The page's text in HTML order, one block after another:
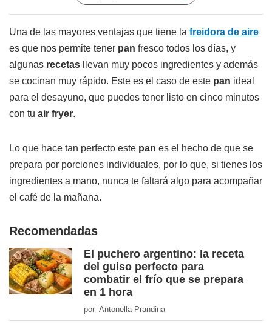
Una de las mayores ventajas que tiene la freidora de aire
es que nos permite tener pan fresco todos los días, y
algunas recetas llevan muy pocos ingredientes y además
se cocinan muy rápido. Este es el caso de este pan ideal
para el desayuno, que puedes tener listo en cinco minutos
con tu air fryer.
Lo que hace tan perfecto este pan es el hecho de que se
prepara por porciones individuales, por lo que, si tienes los
ingredientes a mano, nunca te faltará algo para acompañar
el café de la mañana.
Recomendadas
El puchero argentino: la receta
del guiso perfecto para
combatir el frío que se prepara
en 1 hora
por Antonella Prandina